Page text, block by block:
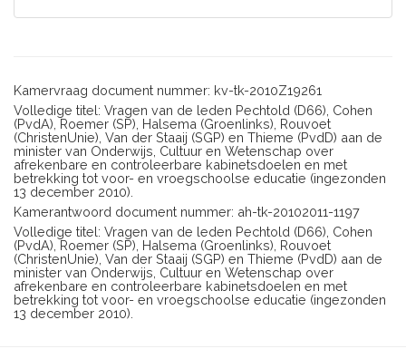
Kamervraag document nummer: kv-tk-2010Z19261
Volledige titel: Vragen van de leden Pechtold (D66), Cohen
(PvdA), Roemer (SP), Halsema (Groenlinks), Rouvoet
(ChristenUnie), Van der Staaij (SGP) en Thieme (PvdD) aan de
minister van Onderwijs, Cultuur en Wetenschap over
afrekenbare en controleerbare kabinetsdoelen en met
betrekking tot voor- en vroegschoolse educatie (ingezonden
13 december 2010).
Kamerantwoord document nummer: ah-tk-20102011-1197
Volledige titel: Vragen van de leden Pechtold (D66), Cohen
(PvdA), Roemer (SP), Halsema (Groenlinks), Rouvoet
(ChristenUnie), Van der Staaij (SGP) en Thieme (PvdD) aan de
minister van Onderwijs, Cultuur en Wetenschap over
afrekenbare en controleerbare kabinetsdoelen en met
betrekking tot voor- en vroegschoolse educatie (ingezonden
13 december 2010).